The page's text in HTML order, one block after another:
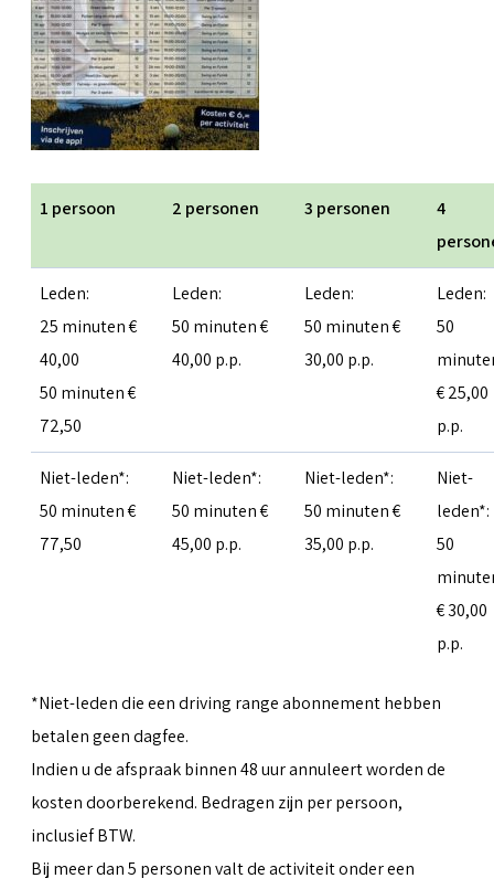
1 persoon 2 personen 3 personen
4
Leden:
25 minuten €
40,00
50 minuten €
72,50
Leden:
50 minuten €
40,00 p.p.
Leden:
50 minuten €
30,00 p.p.
Leden:
50
€ 25,00
p.p.
Niet-leden*:
50 minuten €
77,50
Niet-leden*:
50 minuten €
45,00 p.p.
Niet-leden*:
50 minuten €
35,00 p.p.
Niet-
leden*:
50
€ 30,00
p.p.
*Niet-leden die een driving range abonnement hebben
betalen geen dagfee.
Indien u de afspraak binnen 48 uur annuleert worden de
kosten doorberekend. Bedragen zijn per persoon,
inclusief BTW.
Bij meer dan 5 personen valt de activiteit onder een